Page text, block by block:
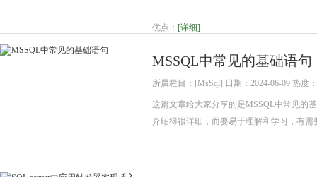
优点： [详细]
MSSQL中常见的基础语句
所属栏目：[MsSql] 日期：2024-06-09 热度
这篇文章给大家分享的是MSSQL中常见的
介绍得很详细，而要易于理解和学习，有